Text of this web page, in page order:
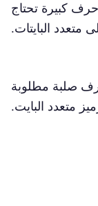
كبيرة تحتاج
متعدد البايتات.
صلبة مطلوبة
متعدد البايت.